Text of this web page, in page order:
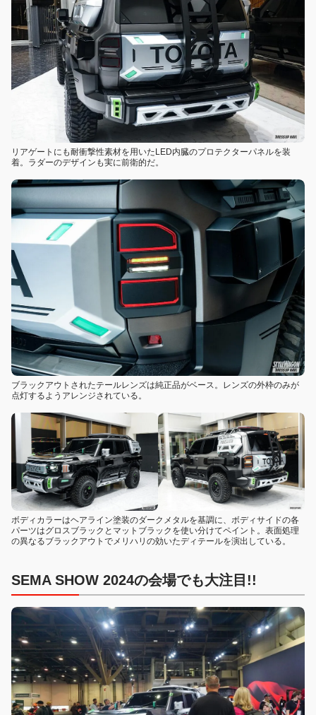
リアゲートにも耐衝撃性素材を用いたLED内臓のプロテクターパネルを装
着。ラダーのデザインも実に前衛的だ。
ブラックアウトされたテールレンズは純正品がベース。レンズの外枠のみが
点灯するようアレンジされている。
ボディカラーはヘアライン塗装のダークメタルを基調に、ボディサイドの各
パーツはグロスブラックとマットブラックを使い分けてペイント。表面処理
の異なるブラックアウトでメリハリの効いたディテールを演出している。
SEMA SHOW 2024の会場でも大注目!!